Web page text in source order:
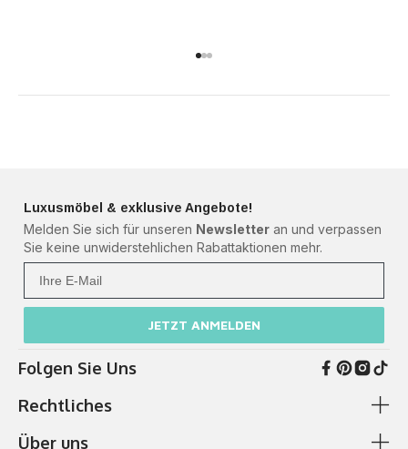
Luxusmöbel & exklusive Angebote!
Melden Sie sich für unseren Newsletter an und verpassen
Sie keine unwiderstehlichen Rabattaktionen mehr.
JETZT ANMELDEN
Folgen Sie Uns
Rechtliches
AGB & Kundeninformationen
Über uns